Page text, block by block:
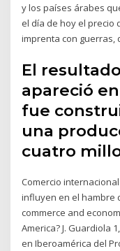
y los países árabes
el día de hoy el precio
imprenta con guerras,
El
apareció
fue
una
cuatro
Comercio
influyen en el hambre
commerce and
America? J. Guardiola
en Iberoamérica del